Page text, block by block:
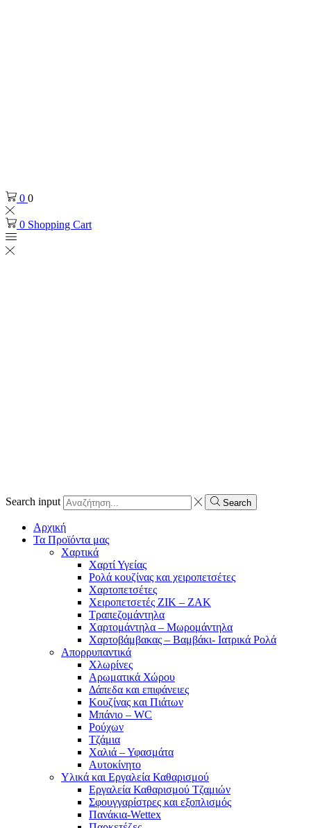
0 0
0 Shopping Cart
Search input Search
Αρχική
Τα Προϊόντα μας
Χαρτικά
Χαρτί Υγείας
Ρολά κουζίνας και χειροπετσέτες
Χαρτοπετσέτες
Χειροπετσετές ΖΙΚ – ΖΑΚ
Τραπεζομάντηλα
Χαρτομάντηλα – Μωρομάντηλα
Χαρτοβάμβακας – Βαμβάκι- Ιατρικά Ρολά
Απορρυπαντικά
Χλωρίνες
Αρωματικά Χώρου
Δάπεδα και επιφάνειες
Κουζίνας και Πιάτων
Μπάνιο – WC
Ρούχων
Τζάμια
Χαλιά – Υφασμάτα
Αυτοκίνητο
Υλικά και Εργαλεία Καθαρισμού
Εργαλεία Καθαρισμού Τζαμιών
Σφουγγαρίστρες και εξοπλισμός
Πανάκια-Wettex